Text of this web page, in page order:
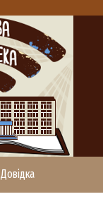
Довідка